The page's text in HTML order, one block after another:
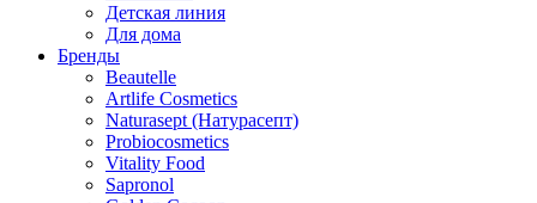
Детская линия
Для дома
Бренды
Beautelle
Artlife Cosmetics
Naturasept (Натурасепт)
Probiocosmetics
Vitality Food
Sapronol